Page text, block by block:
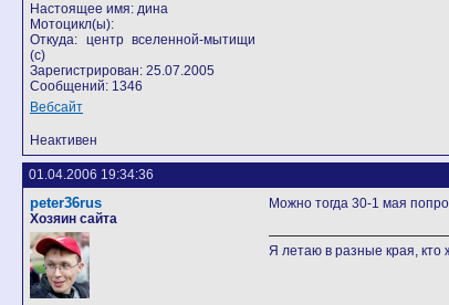
Настоящее имя: дина
Мотоцикл(ы):
Откуда: центр вселенной-мытищи
(с)
Зарегистрирован: 25.07.2005
Сообщений: 1346
Вебсайт
Неактивен
01.04.2006 19:34:36
peter36rus
Хозяин сайта
Можно тогда 30-1 мая
Я летаю в разные края, кто